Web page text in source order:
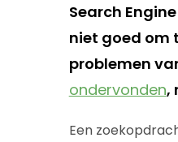
Search
niet goed om
problemen
ondervonden,
Een